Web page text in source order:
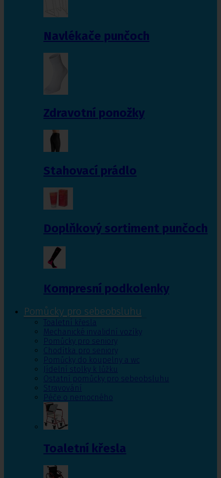
Navlékače punčoch
Zdravotní ponožky
Stahovací prádlo
Doplňkový sortiment punčoch
Kompresní podkolenky
Pomůcky pro sebeobsluhu
Toaletní křesla
Mechanické invalidní vozíky
Pomůcky pro seniory
Chodítka pro seniory
Pomůcky do koupelny a wc
Jídelní stolky k lůžku
Ostatní pomůcky pro sebeobsluhu
Stravování
Péče o nemocného
Toaletní křesla